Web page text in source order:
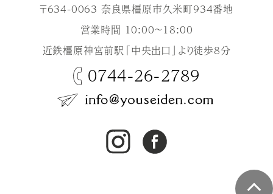
〒634-0063 奈良県橿原市久米町934番地
営業時間 10:00～18:00
近鉄橿原神宮前駅「中央出口」より徒歩8分
0744-26-2789